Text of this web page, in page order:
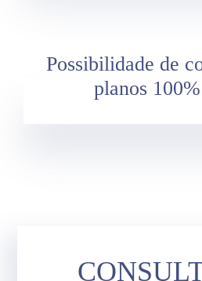
Possibilidade de
planos